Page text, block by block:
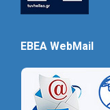
EBEA WebMail